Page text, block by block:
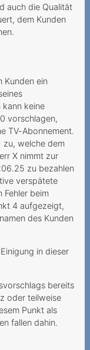
auch die Qualität
dem Kunden
Kunden ein
kann keine
vorschlagen,
TV-Abonnement.
zu, welche dem
X nimmt zur
zu bezahlen
verspätete
Fehler beim
4 aufgezeigt,
des Kunden
in dieser
bereits
oder teilweise
Punkt als
fallen dahin.
en cas
a domicile
a valore
brevi
IP-
bei
ohne
durch